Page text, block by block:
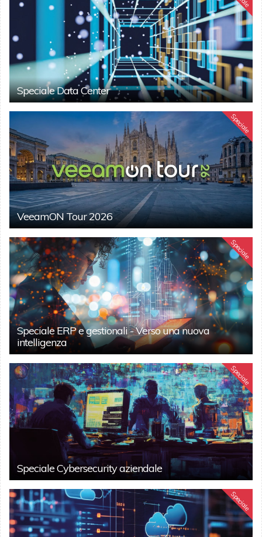
Speciale Data Center
Speciale
VeeamON Tour 2026
Speciale
Speciale ERP e gestionali - Verso una nuova
intelligenza
Speciale
Speciale Cybersecurity aziendale
Speciale